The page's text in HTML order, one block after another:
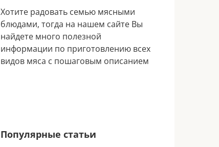
Хотите радовать семью мясными
блюдами, тогда на нашем сайте Вы
найдете много полезной
информации по приготовлению всех
видов мяса с пошаговым описанием
Популярные статьи